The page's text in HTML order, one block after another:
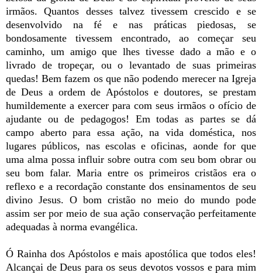
irmãos. Quantos desses talvez tivessem crescido e se
desenvolvido na fé e nas práticas piedosas, se
bondosamente tivessem encontrado, ao começar seu
caminho, um amigo que lhes tivesse dado a mão e o
livrado de tropeçar, ou o levantado de suas primeiras
quedas! Bem fazem os que não podendo merecer na Igreja
de Deus a ordem de Apóstolos e doutores, se prestam
humildemente a exercer para com seus irmãos o ofício de
ajudante ou de pedagogos! Em todas as partes se dá
campo aberto para essa ação, na vida doméstica, nos
lugares públicos, nas escolas e oficinas, aonde for que
uma alma possa influir sobre outra com seu bom obrar ou
seu bom falar. Maria entre os primeiros cristãos era o
reflexo e a recordação constante dos ensinamentos de seu
divino Jesus. O bom cristão no meio do mundo pode
assim ser por meio de sua ação conservação perfeitamente
adequadas à norma evangélica.
Ó Rainha dos Apóstolos e mais apostólica que todos eles!
Alcançai de Deus para os seus devotos vossos e para mim